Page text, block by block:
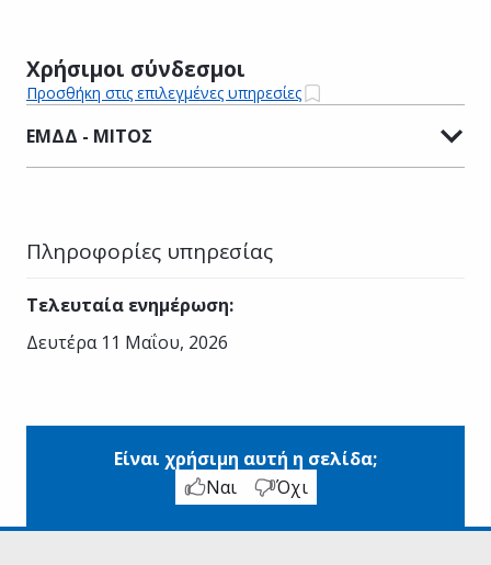
Χρήσιμοι σύνδεσμοι
Προσθήκη στις επιλεγμένες υπηρεσίες
ΕΜΔΔ - ΜΙΤΟΣ
Πληροφορίες υπηρεσίας
Τελευταία ενημέρωση:
Δευτέρα 11 Μαΐου, 2026
Είναι χρήσιμη αυτή η σελίδα;
Ναι
Όχι